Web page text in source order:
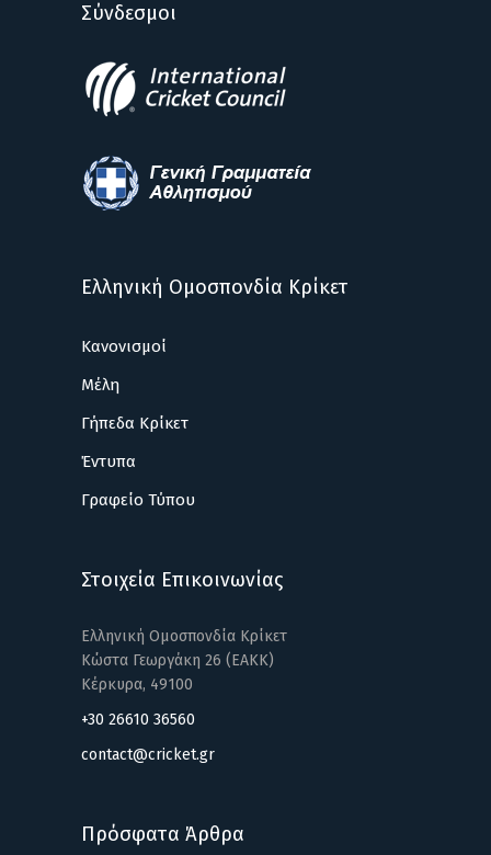
Σύνδεσμοι
Ελληνική Ομοσπονδία Κρίκετ
Κανονισμοί
Μέλη
Γήπεδα Κρίκετ
Έντυπα
Γραφείο Τύπου
Στοιχεία Επικοινωνίας
Ελληνική Ομοσπονδία Κρίκετ
Κώστα Γεωργάκη 26 (ΕΑΚΚ)
Κέρκυρα, 49100
+30 26610 36560
contact@cricket.gr
Πρόσφατα Άρθρα